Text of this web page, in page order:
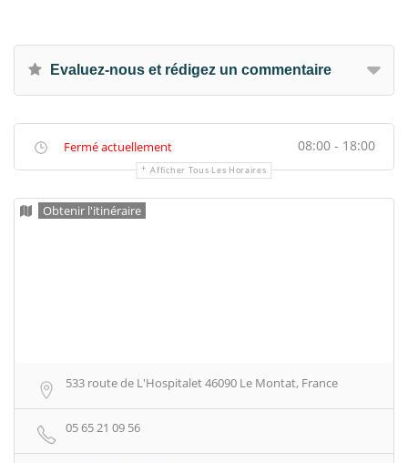
Evaluez-nous et rédigez un commentaire
Fermé actuellement 08:00 - 18:00
Afficher Tous Les Horaires
Obtenir l'itinéraire
533 route de L'Hospitalet 46090 Le Montat, France
05 65 21 09 56